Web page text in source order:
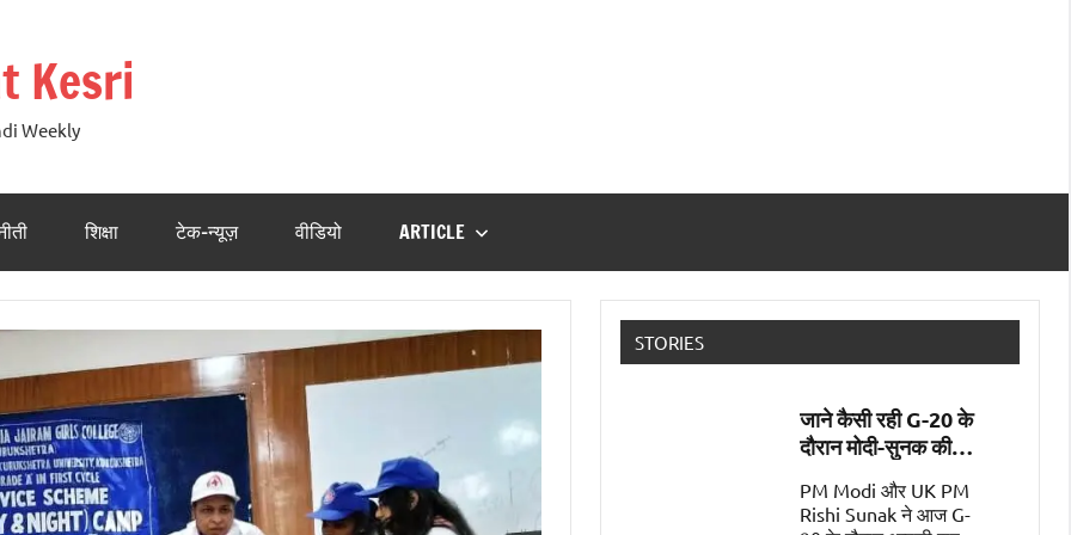
Kesri
Weekly
शिक्षा टेक-न्यूज़ वीडियो ARTICLE
STORIES
जाने कैसी रही G-20 के
दौरान मोदी-सुनक की
पहली मुलाक़ात
PM Modi और UK PM
Rishi Sunak ने आज G-